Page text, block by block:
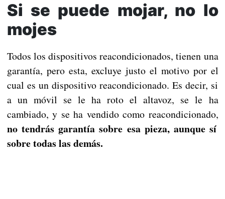
Si se puede mojar, no lo
mojes
Todos los dispositivos reacondicionados, tienen una
garantía, pero esta, excluye justo el motivo por el
cual es un dispositivo reacondicionado. Es decir, si
a un móvil se le ha roto el altavoz, se le ha
cambiado, y se ha vendido como reacondicionado,
no tendrás garantía sobre esa pieza, aunque sí
sobre todas las demás.